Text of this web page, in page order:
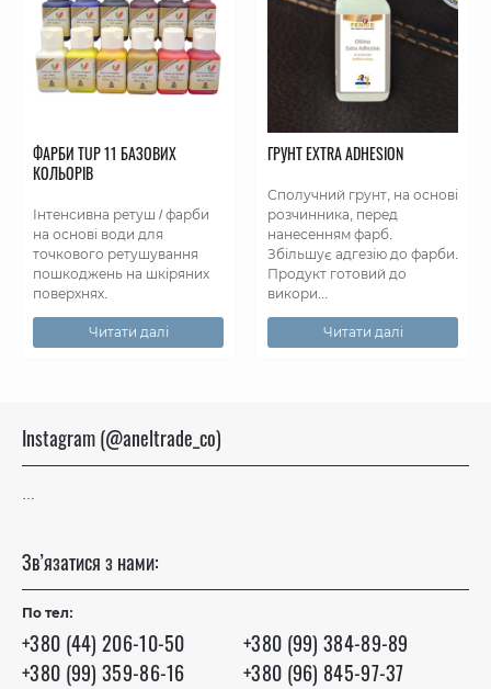
ФАРБИ TUP 11 БАЗОВИХ
КОЛЬОРІВ
Інтенсивна ретуш / фарби
на основі води для
точкового ретушування
пошкоджень на шкіряних
поверхнях.
Читати далі
ГРУНТ EXTRA ADHESION
Сполучний грунт, на основі
розчинника, перед
нанесенням фарб.
Збільшує адгезію до фарби.
Продукт готовий до
викори...
Читати далі
Instagram (@aneltrade_co)
…
Зв’язатися з нами:
По тел:
+380 (44) 206-10-50
+380 (99) 384-89-89
+380 (99) 359-86-16
+380 (96) 845-97-37